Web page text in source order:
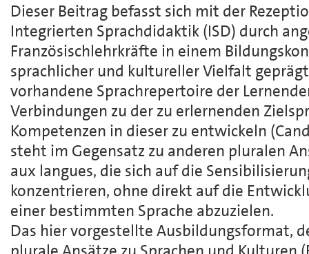
Dieser Beitrag befasst sich mit der
Integrierten Sprachdidaktik (ISD) durch
Französischlehrkräfte in einem
sprachlicher und kultureller Vielfalt
vorhandene Sprachrepertoire der
Verbindungen zu der zu erlernenden
Kompetenzen in dieser zu entwickeln
steht im Gegensatz zu anderen pluralen
aux langues, die sich auf die
konzentrieren, ohne direkt auf die
einer bestimmten Sprache abzuzielen.
Das hier vorgestellte Ausbildungsformat,